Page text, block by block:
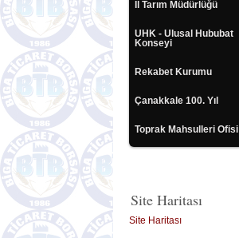
İl Tarım Müdürlüğü
UHK - Ulusal Hububat
Konseyi
Rekabet Kurumu
Çanakkale 100. Yıl
Toprak Mahsulleri Ofisi
Site Haritası
Site Haritası